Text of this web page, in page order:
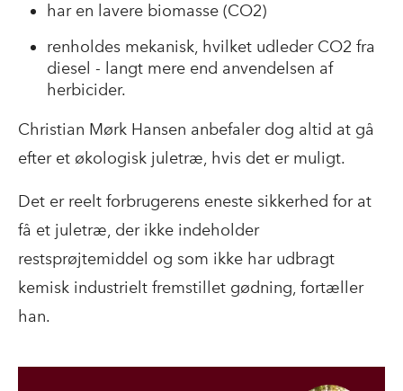
har en lavere biomasse (CO2)
renholdes mekanisk, hvilket udleder CO2 fra
diesel - langt mere end anvendelsen af
herbicider.
Christian Mørk Hansen anbefaler dog altid at gå
efter et økologisk juletræ, hvis det er muligt.
Det er reelt forbrugerens eneste sikkerhed for at
få et juletræ, der ikke indeholder
restsprøjtemiddel og som ikke har udbragt
kemisk industrielt fremstillet gødning, fortæller
han.